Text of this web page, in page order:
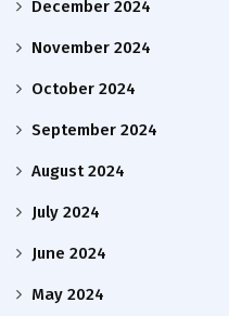
December 2024
November 2024
October 2024
September 2024
August 2024
July 2024
June 2024
May 2024